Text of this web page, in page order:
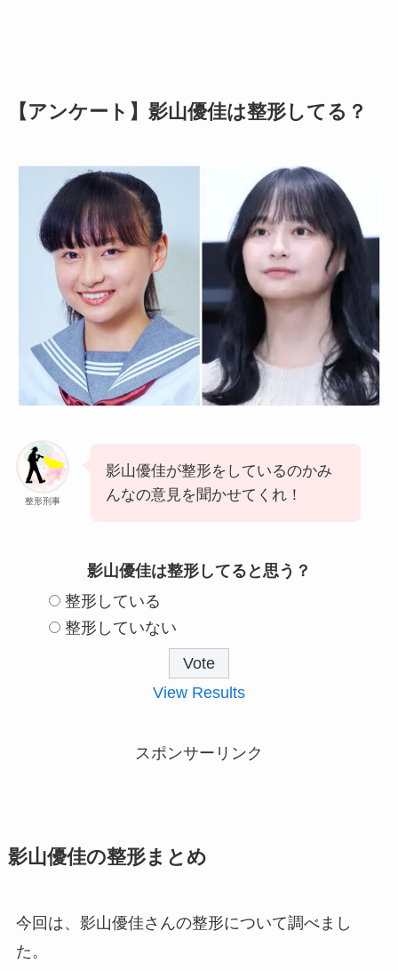
【アンケート】影山優佳は整形してる？
整形刑事
影山優佳が整形をしているのかみ
んなの意見を聞かせてくれ！
影山優佳は整形してると思う？
整形している
整形していない
View Results
スポンサーリンク
影山優佳の整形まとめ
今回は、影山優佳さんの整形について調べまし
た。